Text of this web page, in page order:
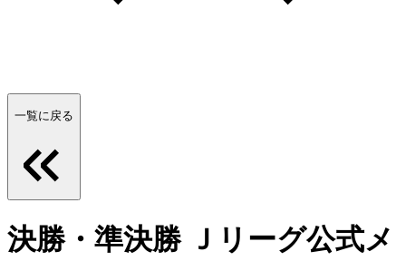
一覧に戻る
決勝・準決勝 Ｊリーグ公式メ